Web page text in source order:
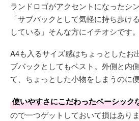
ランドロゴがアクセントになったシ
「サブバックとして気軽に持ち歩け
している」そんな方にイチオシです。
A4も入るサイズ感はちょっとしたお
ブバックとしてもベスト。外側と内
て、ちょっとした小物をしまうのに便
使いやすさにこだわったベーシック
ので一つゲットしておいて損はありま